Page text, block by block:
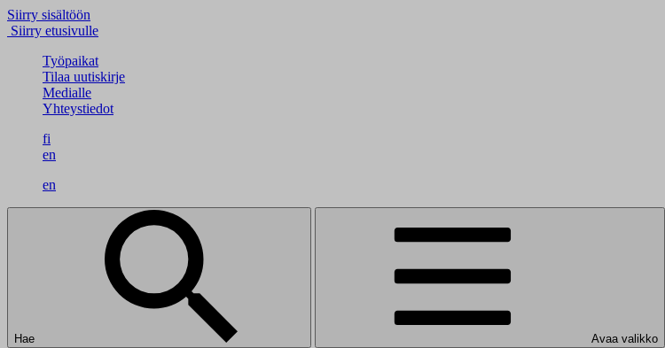
Siirry sisältöön
Siirry etusivulle
Työpaikat
Tilaa uutiskirje
Medialle
Yhteystiedot
fi
en
en
Hae Avaa valikko